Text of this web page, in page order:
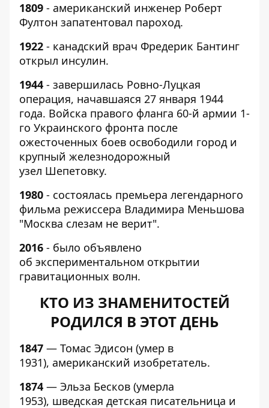
1809 - американский инженер Роберт
Фултон запатентовал пароход.
1922 - канадский врач Фредерик Бантинг
открыл инсулин.
1944 - завершилась Ровно-Луцкая
операция, начавшаяся 27 января 1944
года. Войска правого фланга 60-й армии 1-
го Украинского фронта после
ожесточенных боев освободили город и
крупный железнодорожный
узел Шепетовку.
1980 - состоялась премьера легендарного
фильма режиссера Владимира Меньшова
"Москва слезам не верит".
2016 - было объявлено
об экспериментальном открытии
гравитационных волн.
КТО ИЗ ЗНАМЕНИТОСТЕЙ
РОДИЛСЯ В ЭТОТ ДЕНЬ
1847 — Томас Эдисон (умер в
1931), американский изобретатель.
1874 — Эльза Бесков (умерла
1953), шведская детская писательница и